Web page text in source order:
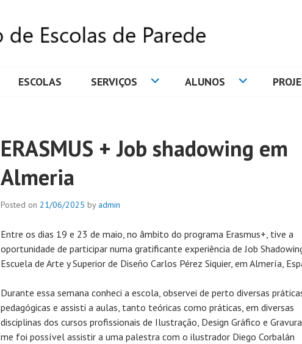
ESCOLAS SERVIÇOS ALUNOS
ERASMUS + Job shadowing em
Almeria
Posted on 21/06/2025 by admin
Entre os dias 19 e 23 de maio, no âmbito do programa Erasmus+, tive a
oportunidade de participar numa gratificante experiência de Job
Escuela de Arte y Superior de Diseño Carlos Pérez Siquier, em Almería,
Durante essa semana conheci a escola, observei de perto diversas
pedagógicas e assisti a aulas, tanto teóricas como práticas, em diversas
disciplinas dos cursos profissionais de Ilustração, Design Gráfico e
me foi possível assistir a uma palestra com o ilustrador Diego Corbalán